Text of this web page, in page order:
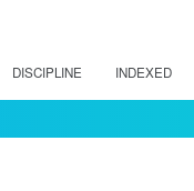
DISCIPLINE INDEXED